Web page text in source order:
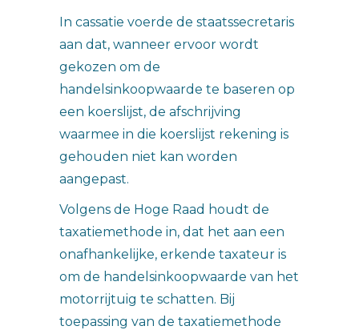
In cassatie voerde de staatssecretaris
aan dat, wanneer ervoor wordt
gekozen om de
handelsinkoopwaarde te baseren op
een koerslijst, de afschrijving
waarmee in die koerslijst rekening is
gehouden niet kan worden
aangepast.
Volgens de Hoge Raad houdt de
taxatiemethode in, dat het aan een
onafhankelijke, erkende taxateur is
om de handelsinkoopwaarde van het
motorrijtuig te schatten. Bij
toepassing van de taxatiemethode